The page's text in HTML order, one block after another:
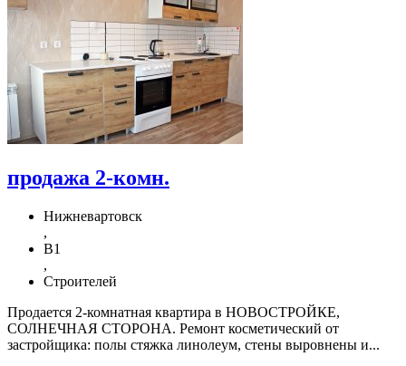
продажа 2-комн.
Нижневартовск
,
В1
,
Строителей
Продается 2-комнатная квартира в НОВОСТРОЙКЕ,
СОЛНЕЧНАЯ СТОРОНА. Ремонт косметический от
застройщика: полы стяжка линолеум, стены выровнены и...